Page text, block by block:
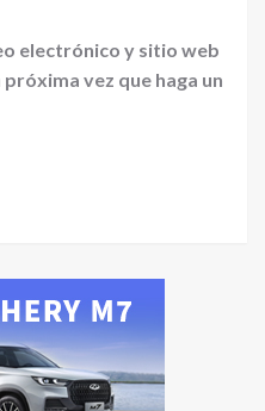
electrónico y sitio web
vez que haga un